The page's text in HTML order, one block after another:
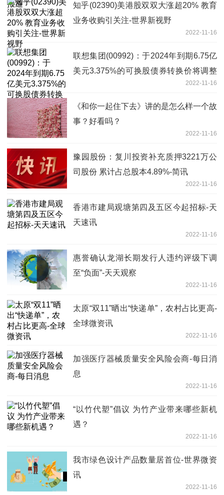
知乎(02390)美港股双双大涨超20% 教育
业务收购引关注-世界新视野
2022-11-16
联想集团(00992)：于2024年到期6.75亿
美元3.375%的可换股债券转换价将调整
2022-11-16
《和你一起住下去》讲的是怎么样一个故
事？好看吗？
2022-11-16
豫园股份：复川投资补充质押3221万公
司股份 累计占总股本4.89%-简讯
2022-11-16
香港市建局观塘第四及五区今起招标-天
天速讯
2022-11-16
惠誉确认龙湖长期发行人违约评级下调
至“负面”-天天观察
2022-11-16
太原“双11”晒出“快递单”，农村占比更高-
全球微资讯
2022-11-16
加强医疗器械质量安全风险会商-每日消
息
2022-11-16
“以竹代塑”倡议 为竹产业带来哪些新机
遇？
2022-11-16
我市绿色设计产品数量居首位-世界微资
讯
2022-11-16